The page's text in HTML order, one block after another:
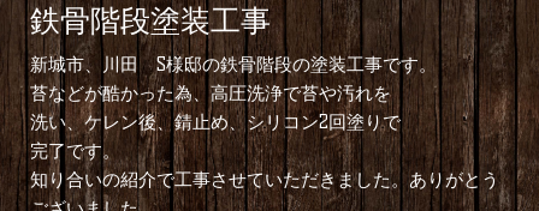
鉄骨階段塗装工事
新城市、川田 S様邸の鉄骨階段の塗装工事です。
苔などが酷かった為、高圧洗浄で苔や汚れを
洗い、ケレン後、錆止め、シリコン2回塗りで
完了です。
知り合いの紹介で工事させていただきました。ありがとう